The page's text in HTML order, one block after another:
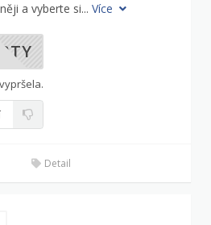
a vyberte si... Více
Detail